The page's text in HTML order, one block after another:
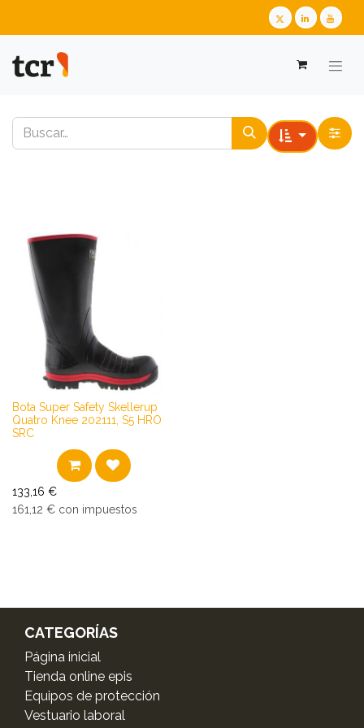
Bota Super Safety Skellerup
Quatro Knee 202111, S5 HRO
SRC
133,16 €
161,12 € con impuestos
CATEGORÍAS
Página inicial
Tienda online epis
Equipos de protección
Vestuario laboral